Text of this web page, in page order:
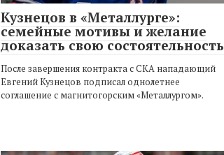
Кузнецов в «Металлурге»:
семейные мотивы и желание
доказать свою состоятельность
После завершения контракта с СКА нападающий
Евгений Кузнецов подписал однолетнее
соглашение с магнитогорским «Металлургом».